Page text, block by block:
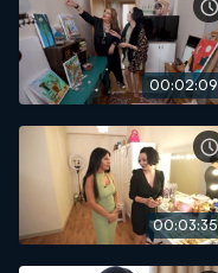
00:02:09
00:03:35